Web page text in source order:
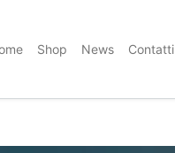
Shop News Contatti